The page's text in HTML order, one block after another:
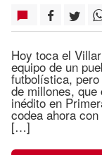
Hoy toca el
equipo de un
futbolística,
de millones,
inédito en
codea ahora
[…]